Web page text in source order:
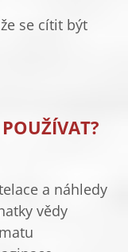
se cítit být
a náhledy
vědy